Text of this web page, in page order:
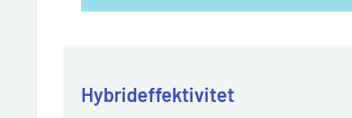
Hybrideffektivitet